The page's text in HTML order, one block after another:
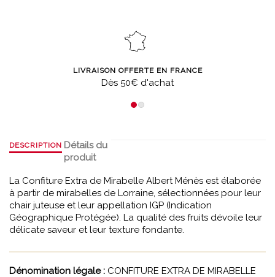
LIVRAISON OFFERTE EN FRANCE
Dès 50€ d'achat
DESCRIPTION Détails du
produit
La Confiture Extra de Mirabelle Albert Ménès est élaborée
à partir de mirabelles de Lorraine, sélectionnées pour leur
chair juteuse et leur appellation IGP (Indication
Géographique Protégée). La qualité des fruits dévoile leur
délicate saveur et leur texture fondante.
Dénomination légale : CONFITURE EXTRA DE MIRABELLE